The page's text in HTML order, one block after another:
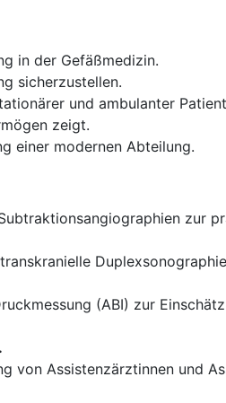
in der Gefäßmedizin.
sicherzustellen.
und ambulanter
zeigt.
einer modernen Abteilung.
zur
(ABI) zur
von Assistenzärztinnen und